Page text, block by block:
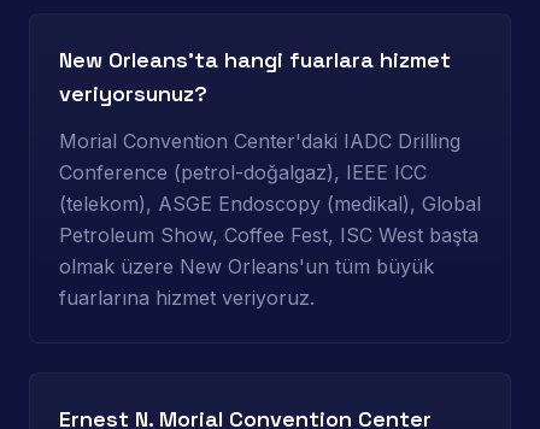
New Orleans'ta hangi fuarlara hizmet
veriyorsunuz?
Morial Convention Center'daki IADC Drilling
Conference (petrol-doğalgaz), IEEE ICC
(telekom), ASGE Endoscopy (medikal), Global
Petroleum Show, Coffee Fest, ISC West başta
olmak üzere New Orleans'un tüm büyük
fuarlarına hizmet veriyoruz.
Ernest N. Morial Convention Center